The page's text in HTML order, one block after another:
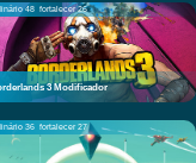
48 fortalecer 26
3 Modificador
36 fortalecer 27